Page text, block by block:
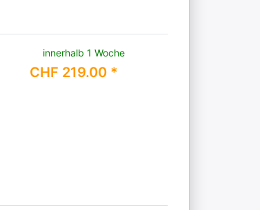
innerhalb 1 Woche
CHF 219.00 *